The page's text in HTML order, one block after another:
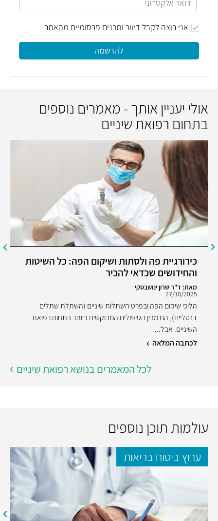
אני רוצה לקבל דיוור ותכנים פרסומיים מהאתר
להרשמה
אולי יעניין אותך - מאמרים נוספים
בתחום רפואת שיניים
כירורגיית פה ולסתות ושיקום הפה: כל השיטות
והחידושים שכדאי להכיר
מאת: ד"ר שרון ינושבסקי
27/10/2025
הליכי שיקום הפה ובפרט השתלות שיניים (השתלת שתלים
דנטליים), הם מבין הטיפולים המבוקשים ביותר בתחום רפואת
השיניים. אבל...
לכתבה המלאה
לכל המאמרים בנושא רפואת שיניים
עולמות תוכן נוספים
ערוץ ביטוח בריאות